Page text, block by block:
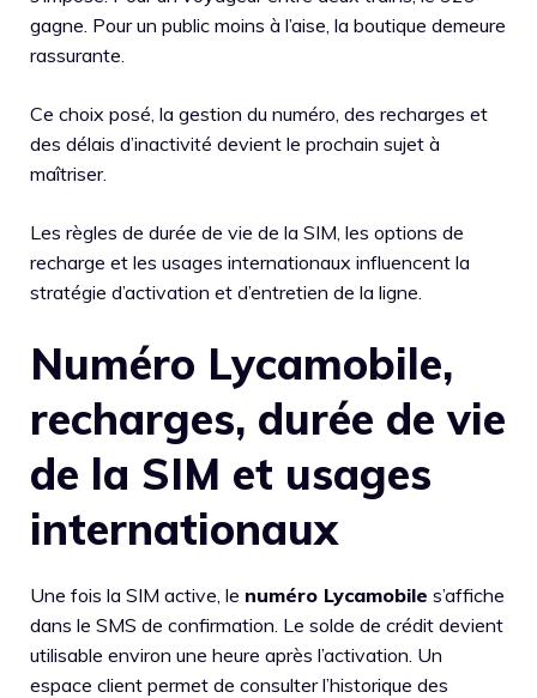
gagne. Pour un public moins à l’aise, la boutique demeure
rassurante.
Ce choix posé, la gestion du numéro, des recharges et
des délais d’inactivité devient le prochain sujet à
maîtriser.
Les règles de durée de vie de la SIM, les options de
recharge et les usages internationaux influencent la
stratégie d’activation et d’entretien de la ligne.
Numéro Lycamobile,
recharges, durée de vie
de la SIM et usages
internationaux
Une fois la SIM active, le numéro Lycamobile s’affiche
dans le SMS de confirmation. Le solde de crédit devient
utilisable environ une heure après l’activation. Un
espace client permet de consulter l’historique des